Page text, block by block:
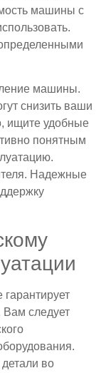
машины с
машины.
снизить ваши
ищите удобные
понятным
Надежные
следует
во